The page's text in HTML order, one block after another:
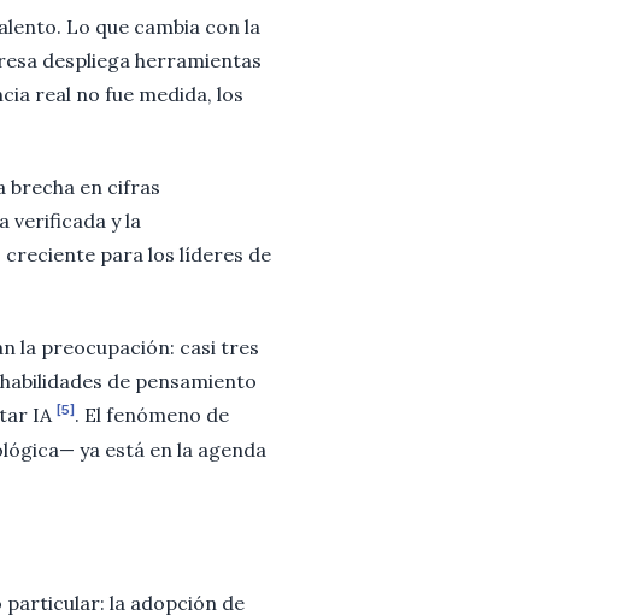
Lo que cambia con la
despliega herramientas
real no fue medida, los
brecha en cifras
verificada y la
para los líderes de
la preocupación: casi tres
de pensamiento
IA [5] . El fenómeno de
ya está en la agenda
particular: la adopción de